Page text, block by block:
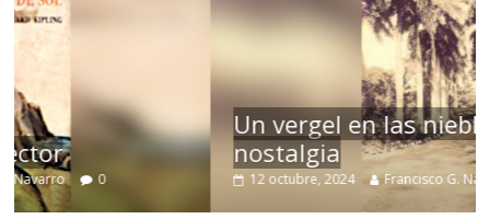
Un vergel en las nieblas de la
nostalgia
12 octubre, 2024 Francisco G. Navarro 0